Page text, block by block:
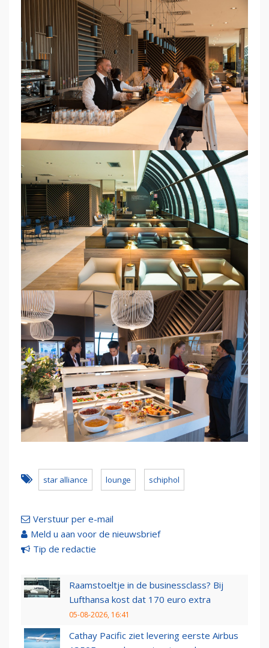
star alliance lounge schiphol
Verstuur per e-mail
Meld u aan voor de nieuwsbrief
Tip de redactie
Raamstoeltje in de businessclass? Bij
Lufthansa kost dat 170 euro extra
05-08-2026, 16:41
Cathay Pacific ziet levering eerste Airbus